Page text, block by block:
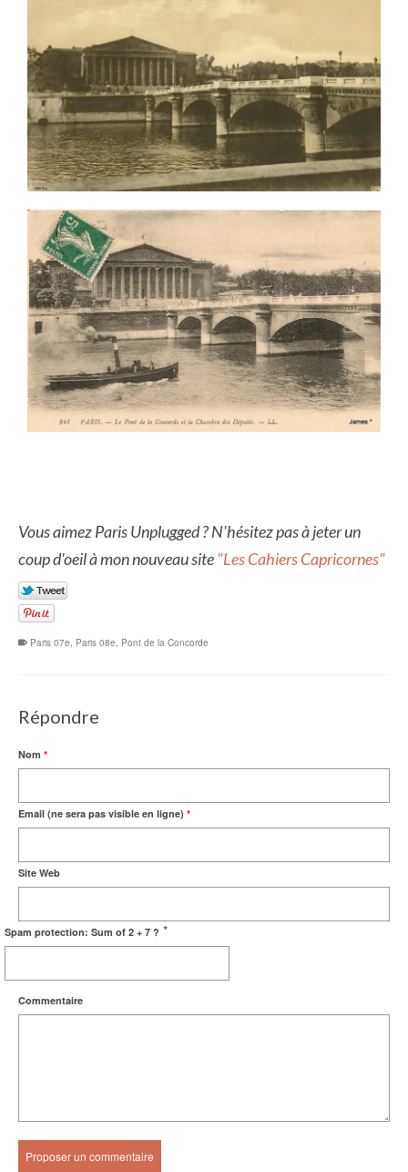
Vous aimez Paris Unplugged ? N'hésitez pas à jeter un
coup d'oeil à mon nouveau site "Les Cahiers Capricornes"
Paris 07e Paris 08e Pont de la Concorde
Répondre
Nom *
Email (ne sera pas visible en ligne) *
Site Web
Spam protection: Sum of 2 + 7 ? *
Commentaire